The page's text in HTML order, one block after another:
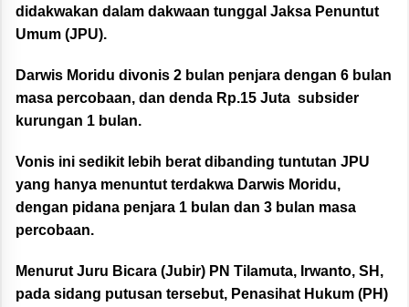
didakwakan dalam dakwaan tunggal Jaksa Penuntut
Umum (JPU).
Darwis Moridu divonis 2 bulan penjara dengan 6 bulan
masa percobaan, dan denda Rp.15 Juta subsider
kurungan 1 bulan.
Vonis ini sedikit lebih berat dibanding tuntutan JPU
yang hanya menuntut terdakwa Darwis Moridu,
dengan pidana penjara 1 bulan dan 3 bulan masa
percobaan.
Menurut Juru Bicara (Jubir) PN Tilamuta, Irwanto, SH,
pada sidang putusan tersebut, Penasihat Hukum (PH)